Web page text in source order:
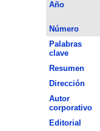
Año
Número
Palabras
clave
Resumen
Dirección
Autor
corporativo
Editorial